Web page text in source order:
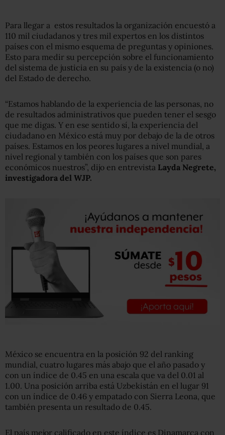
Para llegar a estos resultados la organización encuestó a
110 mil ciudadanos y tres mil expertos en los distintos
países con el mismo esquema de preguntas y opiniones.
Esto para medir su percepción sobre el funcionamiento
del sistema de justicia en su país y de la existencia (o no)
del Estado de derecho.
“Estamos hablando de la experiencia de las personas, no
de resultados administrativos que pueden tener el sesgo
que me digas. Y en ese sentido sí, la experiencia del
ciudadano en México está muy por debajo de la de otros
países. Estamos en los peores lugares a nivel mundial, a
nivel regional y también con los países que son pares
económicos nuestros”, dijo en entrevista Layda Negrete,
investigadora del WJP.
México se encuentra en la posición 92 del ranking
mundial, cuatro lugares más abajo que el año pasado y
con un índice de 0.45 en una escala que va del 0.01 al
1.00. Una posición arriba está Uzbekistán en el lugar 91
con un índice de 0.46 y empatado con Sierra Leona, que
también presenta un resultado de 0.45.
El país mejor calificado en este índice es Dinamarca con